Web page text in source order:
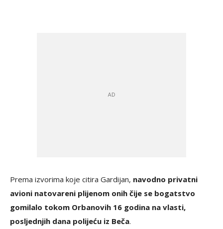
Prema izvorima koje citira Gardijan, navodno privatni
avioni natovareni plijenom onih čije se bogatstvo
gomilalo tokom Orbanovih 16 godina na vlasti,
posljednjih dana polijeću iz Beča.